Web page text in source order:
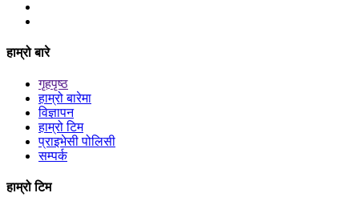
हाम्रो बारे
गृहपृष्ठ
हाम्रो बारेमा
विज्ञापन
हाम्रो टिम
प्राइभेसी पोलिसी
सम्पर्क
हाम्रो टिम